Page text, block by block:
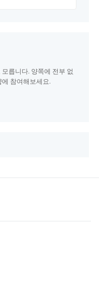
릅니다. 양쪽에 전부 없
참여해보세요.